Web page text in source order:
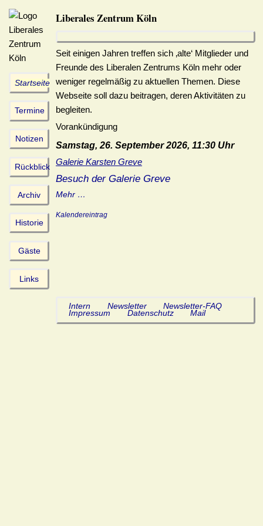
Startseite
Termine
Notizen
Rückblick
Archiv
Historie
Gäste
Links
Liberales Zentrum Köln
Seit einigen Jahren treffen sich ‚alte‘ Mitglieder und
Freunde des Liberalen Zentrums Köln mehr oder
weniger regelmäßig zu aktuellen Themen. Diese
Webseite soll dazu beitragen, deren Aktivitäten zu
begleiten.
Vorankündigung
Samstag, 26. September 2026, 11:30 Uhr
Galerie Karsten Greve
Besuch der Galerie Greve
Mehr …
Kalendereintrag
Intern Newsletter
Newsletter-FAQ
Impressum
Datenschutz Mail